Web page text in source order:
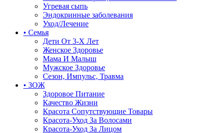
Угревая сыпь
Эндокринные заболевания
Уход/Лечение
• Семья
Дети От 3-Х Лет
Женское Здоровье
Мама И Малыш
Мужское Здоровье
Сезон, Импульс, Травма
• ЗОЖ
Здоровое Питание
Качество Жизни
Красота Сопутствующие Товары
Красота-Уход За Волосами
Красота-Уход За Лицом